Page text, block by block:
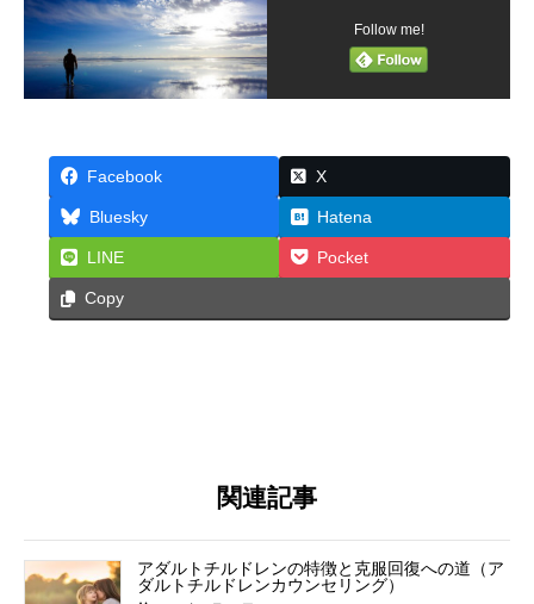
Follow me!
Facebook X
Bluesky Hatena
LINE Pocket
Copy
関連記事
アダルトチルドレンの特徴と克服回復への道（ア
ダルトチルドレンカウンセリング）